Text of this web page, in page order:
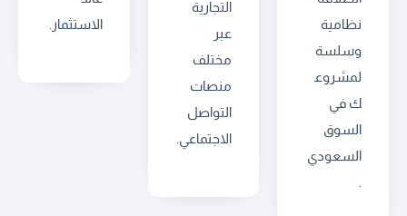
نظامية
وسلسة
لمشروع
ك في
السوق
السعودي
التجارية
عبر
مختلف
منصات
التواصل
الاجتماعي.
الاستثمار.